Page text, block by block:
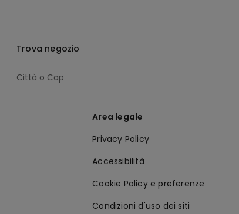
Trova negozio
Area legale
Privacy Policy
Accessibilità
Cookie Policy e preferenze
Condizioni d'uso dei siti